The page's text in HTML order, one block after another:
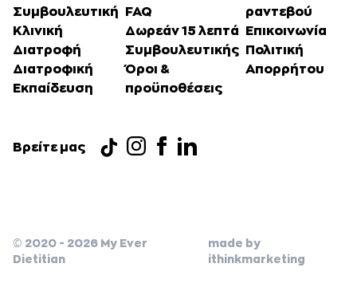
Συμβουλευτική
Κλινική
Διατροφή
Διατροφική
Εκπαίδευση
FAQ
Δωρεάν 15 λεπτά
Συμβουλευτικής
Όροι &
προϋποθέσεις
ραντεβού
Επικοινωνία
Πολιτική
Απορρήτου
Βρείτε μας
© 2020 - 2026 My Ever
Dietitian
made by
ithinkmarketing